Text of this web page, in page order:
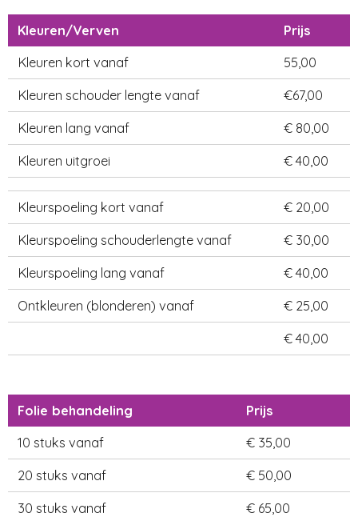
Kleuren/Verven
Prijs
Kleuren kort vanaf
55,00
Kleuren schouder lengte vanaf €67,00
Kleuren lang vanaf € 80,00
Kleuren uitgroei € 40,00
Kleurspoeling kort vanaf € 20,00
Kleurspoeling schouderlengte vanaf € 30,00
Kleurspoeling lang vanaf € 40,00
Ontkleuren (blonderen) vanaf € 25,00
€ 40,00
Folie behandeling
Prijs
10 stuks vanaf
€ 35,00
20 stuks vanaf € 50,00
30 stuks vanaf € 65,00